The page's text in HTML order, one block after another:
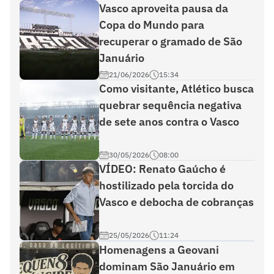
Vasco aproveita pausa da
Copa do Mundo para
recuperar o gramado de São
Januário
21/06/2026 15:34
Como visitante, Atlético busca
quebrar sequência negativa
de sete anos contra o Vasco
30/05/2026 08:00
VÍDEO: Renato Gaúcho é
hostilizado pela torcida do
Vasco e debocha de cobranças
25/05/2026 11:24
Homenagens a Geovani
dominam São Januário em